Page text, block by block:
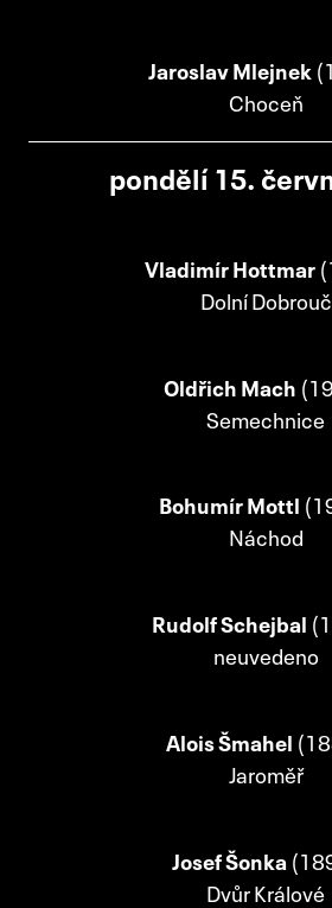
Jaroslav Mlejnek
Choceň
pondělí 15.
Vladimír Hottmar
Dolní Dobrouč
Oldřich Mach
Semechnice
Bohumír Mottl
Náchod
Rudolf Schejbal
neuvedeno
Alois Šmahel
Jaroměř
Josef Šonka
Dvůr Králové